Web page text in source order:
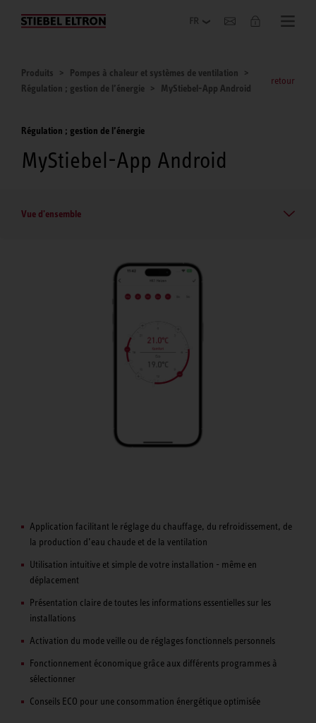
Entreprise
Produits
Pompes à chaleur et systèmes de ventilation
Régulation ; gestion de l’énergie
MyStiebel-App Android
retour
Régulation ; gestion de l’énergie
MyStiebel-App Android
Vue d'ensemble
Application facilitant le réglage du chauffage, du refroidissement, de
la production d’eau chaude et de la ventilation
Utilisation intuitive et simple de votre installation - même en
déplacement
Présentation claire de toutes les informations essentielles sur les
installations
Activation du mode veille ou de réglages fonctionnels personnels
Fonctionnement économique grâce aux différents programmes à
sélectionner
Conseils ECO pour une consommation énergétique optimisée